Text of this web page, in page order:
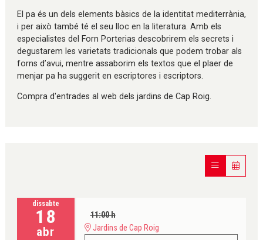
El pa és un dels elements bàsics de la identitat mediterrània,
i per això també té el seu lloc en la literatura. Amb els
especialistes del Forn Porterias descobrirem els secrets i
degustarem les varietats tradicionals que podem trobar als
forns d’avui, mentre assaborim els textos que el plaer de
menjar pa ha suggerit en escriptores i escriptors.
Compra d'entrades al web dels jardins de Cap Roig.
dissabte
18
abr
11:00 h
Jardins de Cap Roig